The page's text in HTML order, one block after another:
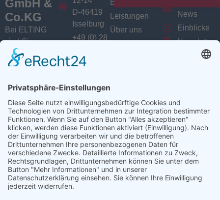
GmbH &
Co.KG
Bei ELTING
sind Sie
richtig, wenn
Sie Fachleute
Profilbearbeitung,
Abkanttechnik,
Schweißtechnik
oder
Baugruppenfertigung
suchen.
Ansprechpartner
D-46419
Isselburg
+49 (0) 28
79 - 0
metalltechnik.de
Branchen
Leistungen
Über uns
News
Einblicke
Newsletter
Linkedin
YouTube